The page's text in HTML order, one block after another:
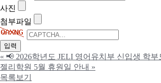
사진
첨부파일
« 📢 2026학년도 JELI 영어유치부 신입생 학부
젤리학원 5월 휴원일 안내 »
목록보기